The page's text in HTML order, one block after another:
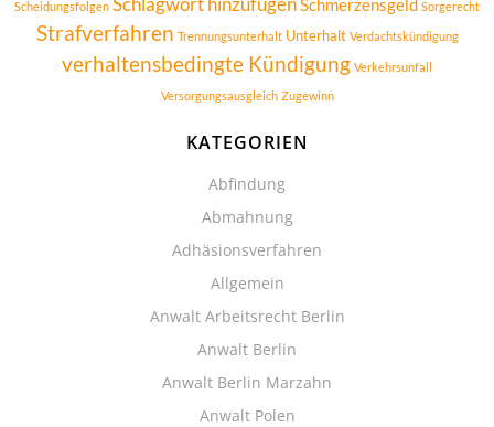
Scheidungsfolgen Schmerzensgeld Sorgerecht
Strafverfahren Trennungsunterhalt Unterhalt Verdachtskündigung
verhaltensbedingte Kündigung Verkehrsunfall
Versorgungsausgleich Zugewinn
KATEGORIEN
Abfindung
Abmahnung
Adhäsionsverfahren
Allgemein
Anwalt Arbeitsrecht Berlin
Anwalt Berlin
Anwalt Berlin Marzahn
Anwalt Polen